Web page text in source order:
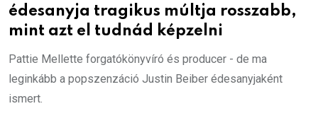
édesanyja tragikus múltja rosszabb,
mint azt el tudnád képzelni
Pattie Mellette forgatókönyvíró és producer - de ma
leginkább a popszenzáció Justin Beiber édesanyjaként
ismert.